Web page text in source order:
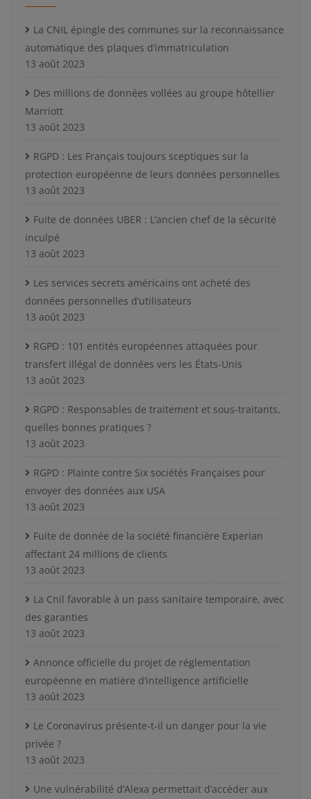
La CNIL épingle des communes sur la reconnaissance
automatique des plaques d’immatriculation
13 août 2023
Des millions de données vollées au groupe hôtellier
Marriott
13 août 2023
RGPD : Les Français toujours sceptiques sur la
protection européenne de leurs données personnelles
13 août 2023
Fuite de données UBER : L’ancien chef de la sécurité
inculpé
13 août 2023
Les services secrets américains ont acheté des
données personnelles d’utilisateurs
13 août 2023
RGPD : 101 entités européennes attaquées pour
transfert illégal de données vers les États-Unis
13 août 2023
RGPD : Responsables de traitement et sous-traitants,
quelles bonnes pratiques ?
13 août 2023
RGPD : Plainte contre Six sociétés Françaises pour
envoyer des données aux USA
13 août 2023
Fuite de donnée de la société financière Experian
affectant 24 millions de clients
13 août 2023
La Cnil favorable à un pass sanitaire temporaire, avec
des garanties
13 août 2023
Annonce officielle du projet de réglementation
européenne en matière d’intelligence artificielle
13 août 2023
Le Coronavirus présente-t-il un danger pour la vie
privée ?
13 août 2023
Une vulnérabilité d’Alexa permettait d’accéder aux